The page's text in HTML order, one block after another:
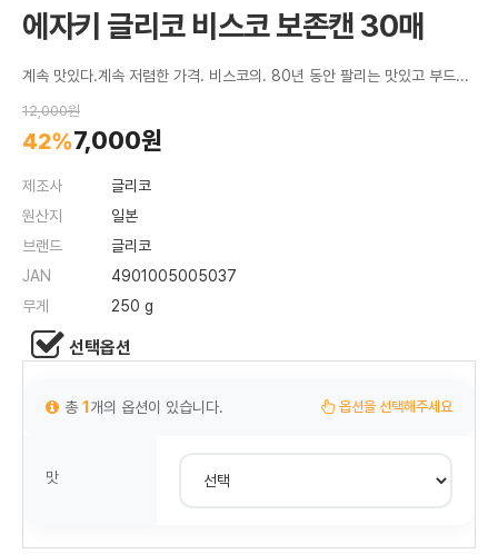
에자키 글리코 비스코 보존캔 30매
계속 맛있다.계속 저렴한 가격. 비스코의. 80년 동안 팔리는 맛있고 부드러운 크림 샌드 비스킷.
12,000원
42%7,000원
제조사
글리코
원산지
일본
브랜드
글리코
JAN
4901005005037
무게
250 g
선택옵션
총 1 개의 옵션이 있습니다. 옵션을 선택해주세요
맛